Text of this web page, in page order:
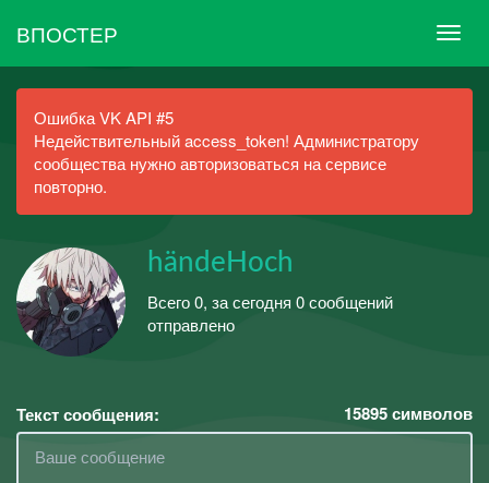
ВПОСТЕР
Ошибка VK API #5
Недействительный access_token! Администратору
сообщества нужно авторизоваться на сервисе
повторно.
händeHoch
Всего 0, за сегодня 0 сообщений
отправлено
Текст сообщения: 15895символов